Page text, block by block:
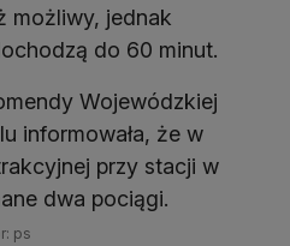
możliwy, jednak
do 60 minut.
Wojewódzkiej
informowała, że w
przy stacji w
dwa pociągi.
ps